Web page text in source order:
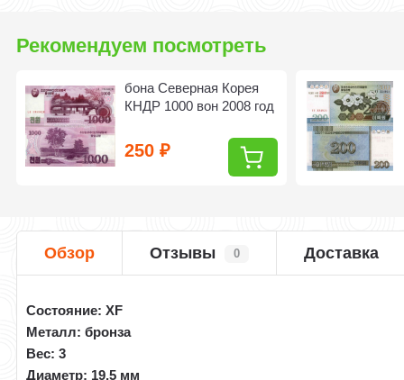
Рекомендуем посмотреть
бона Северная Корея
КНДР 1000 вон 2008 год
250₽
Обзор Отзывы 0 Доставка
Состояние: XF
Металл: бронза
Вес: 3
Диаметр: 19,5 мм